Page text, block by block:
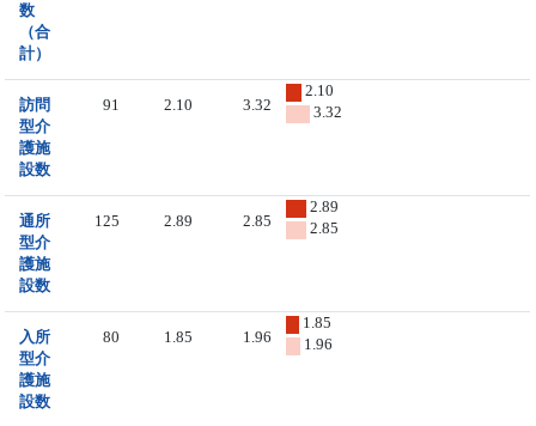
数
（合
計）
訪問
型介
護施
設数
91 2.10 3.32
2.10
3.32
通所
型介
護施
設数
125 2.89 2.85
2.89
2.85
入所
型介
護施
設数
80 1.85 1.96
1.85
1.96